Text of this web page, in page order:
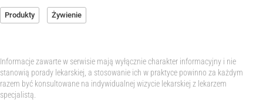
Produkty Żywienie
Informacje zawarte w serwisie mają wyłącznie charakter informacyjny i nie
stanowią porady lekarskiej, a stosowanie ich w praktyce powinno za każdym
razem być konsultowane na indywidualnej wizycie lekarskiej z lekarzem
specjalistą.